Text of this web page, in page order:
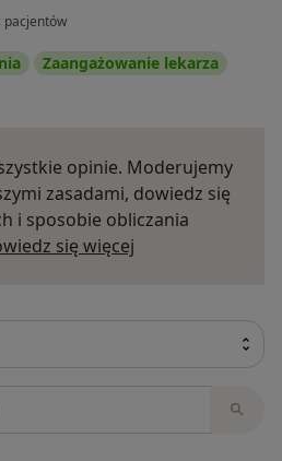
pacjentów
Zaangażowanie lekarza
opinie. Moderujemy
zasadami, dowiedz się
i sposobie obliczania
się więcej